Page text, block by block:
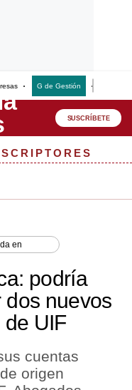
G de Gestión
SUSCRÍBETE
en
podría
dos nuevos
de UIF
cuentas
origen